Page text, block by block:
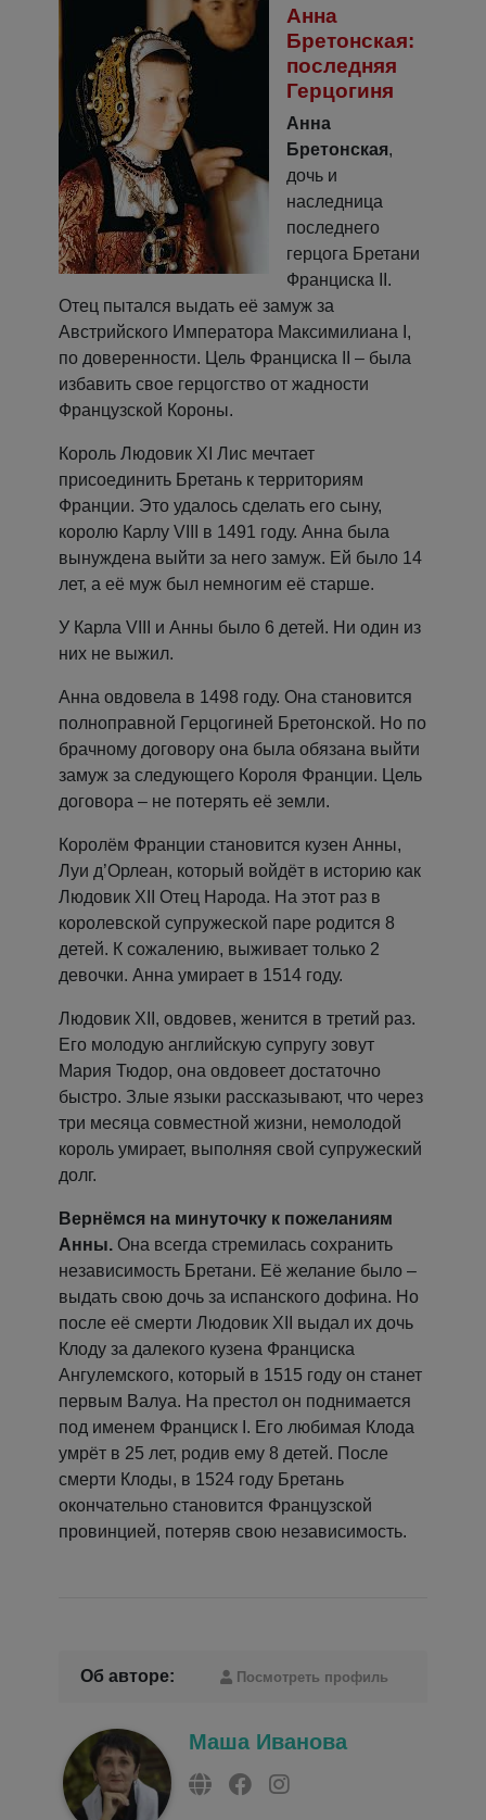
Анна
Бретонская:
последняя
Герцогиня
Анна
Бретонская,
дочь и
наследница
последнего
герцога Бретани
Франциска II.
Отец пытался выдать её замуж за
Австрийского Императора Максимилиана I,
по доверенности. Цель Франциска II – была
избавить свое герцогство от жадности
Французской Короны.
Король Людовик XI Лис мечтает
присоединить Бретань к территориям
Франции. Это удалось сделать его сыну,
королю Карлу VIII в 1491 году. Анна была
вынуждена выйти за него замуж. Ей было 14
лет, а её муж был немногим её старше.
У Карла VIII и Анны было 6 детей. Ни один из
них не выжил.
Анна овдовела в 1498 году. Она становится
полноправной Герцогиней Бретонской. Но по
брачному договору она была обязана выйти
замуж за следующего Короля Франции. Цель
договора – не потерять её земли.
Королём Франции становится кузен Анны,
Луи д’Орлеан, который войдёт в историю как
Людовик XII Отец Народа. На этот раз в
королевской супружеской паре родится 8
детей. К сожалению, выживает только 2
девочки. Анна умирает в 1514 году.
Людовик XII, овдовев, женится в третий раз.
Его молодую английскую супругу зовут
Мария Тюдор, она овдовеет достаточно
быстро. Злые языки рассказывают, что через
три месяца совместной жизни, немолодой
король умирает, выполняя свой супружеский
долг.
Вернёмся на минуточку к пожеланиям
Анны. Она всегда стремилась сохранить
независимость Бретани. Её желание было –
выдать свою дочь за испанского дофина. Но
после её смерти Людовик XII выдал их дочь
Клоду за далекого кузена Франциска
Ангулемского, который в 1515 году он станет
первым Валуа. На престол он поднимается
под именем Франциск I. Его любимая Клода
умрёт в 25 лет, родив ему 8 детей. После
смерти Клоды, в 1524 году Бретань
окончательно становится Французской
провинцией, потеряв свою независимость.
Об авторе: Посмотреть профиль
Маша Иванова